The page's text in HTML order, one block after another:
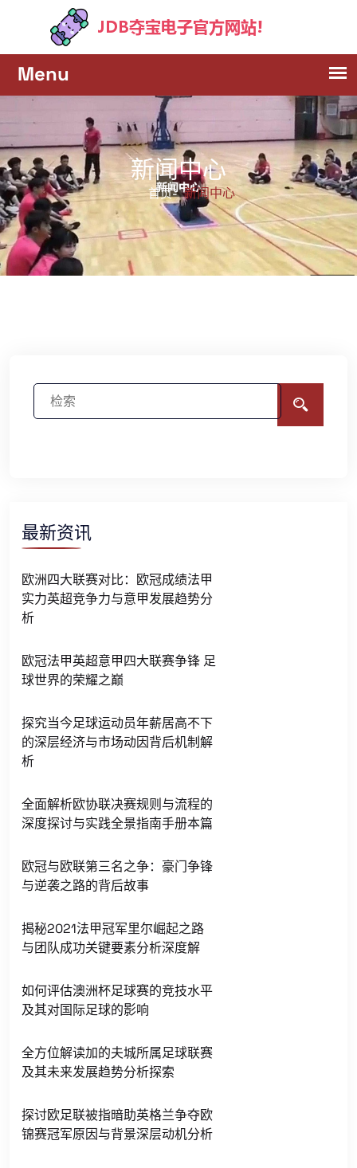
新闻中心
首页- 新闻中心
最新资讯
欧洲四大联赛对比：欧冠成绩法甲
实力英超竞争力与意甲发展趋势分
析
欧冠法甲英超意甲四大联赛争锋 足
球世界的荣耀之巅
探究当今足球运动员年薪居高不下
的深层经济与市场动因背后机制解
析
全面解析欧协联决赛规则与流程的
深度探讨与实践全景指南手册本篇
欧冠与欧联第三名之争：豪门争锋
与逆袭之路的背后故事
揭秘2021法甲冠军里尔崛起之路
与团队成功关键要素分析深度解
如何评估澳洲杯足球赛的竞技水平
及其对国际足球的影响
全方位解读加的夫城所属足球联赛
及其未来发展趋势分析探索
探讨欧足联被指暗助英格兰争夺欧
锦赛冠军原因与背景深层动机分析